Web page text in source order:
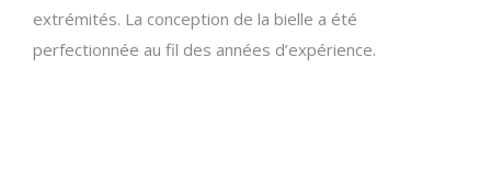
extrémités. La conception de la bielle a été
perfectionnée au fil des années d’expérience.